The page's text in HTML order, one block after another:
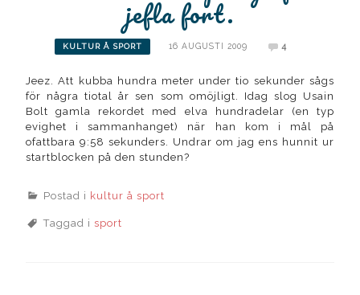
jefla fort.
KULTUR Å SPORT 16 AUGUSTI 2009 4
Jeez. Att kubba hundra meter under tio sekunder sågs
för några tiotal år sen som omöjligt. Idag slog Usain
Bolt gamla rekordet med elva hundradelar (en typ
evighet i sammanhanget) när han kom i mål på
ofattbara 9:58 sekunders. Undrar om jag ens hunnit ur
startblocken på den stunden?
Postad i kultur å sport
Taggad isport